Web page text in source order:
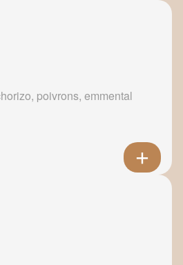
poivrons, emmental